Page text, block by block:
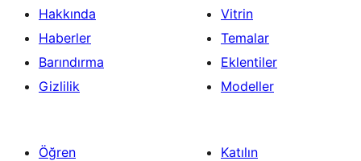
Hakkında
Haberler
Barındırma
Gizlilik
Vitrin
Temalar
Eklentiler
Modeller
Öğren
Katılın